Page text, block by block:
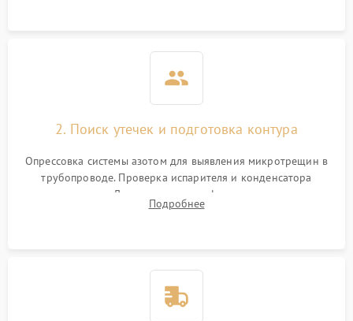
1800 ₽
2. Поиск утечек и подготовка контура
Опрессовка системы азотом для выявления микротрещин в
трубопроводе. Проверка испарителя и конденсатора
течеискателем. Демонтаж старого фильтра-осушителя и
продувка капиллярной трубки для устранения засоров.
Подробнее